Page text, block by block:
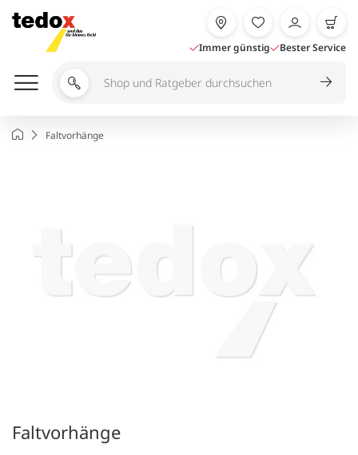
Inhalt
springen
Immer günstig Bester Service
Shop
durchsuchen
StartseiteFaltvorhänge
Faltvorhänge